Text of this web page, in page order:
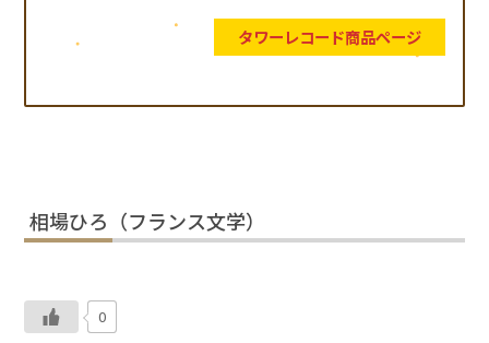
タワーレコード商品ページ
相場ひろ（フランス文学）
0